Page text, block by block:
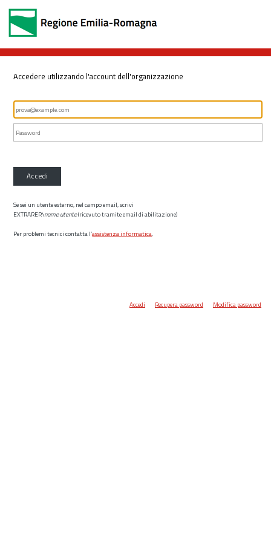
Accedere utilizzando l'account dell'organizzazione
Accedi
Se sei un utente esterno, nel campo email, scrivi
EXTRARER\nome utente(ricevuto tramite email di abilitazione)
Per problemi tecnici contatta l’assistenza informatica.
Accedi Recupera password Modifica password